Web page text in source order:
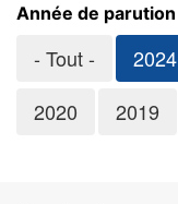
Année de parution
- Tout - 2024
2020
2019